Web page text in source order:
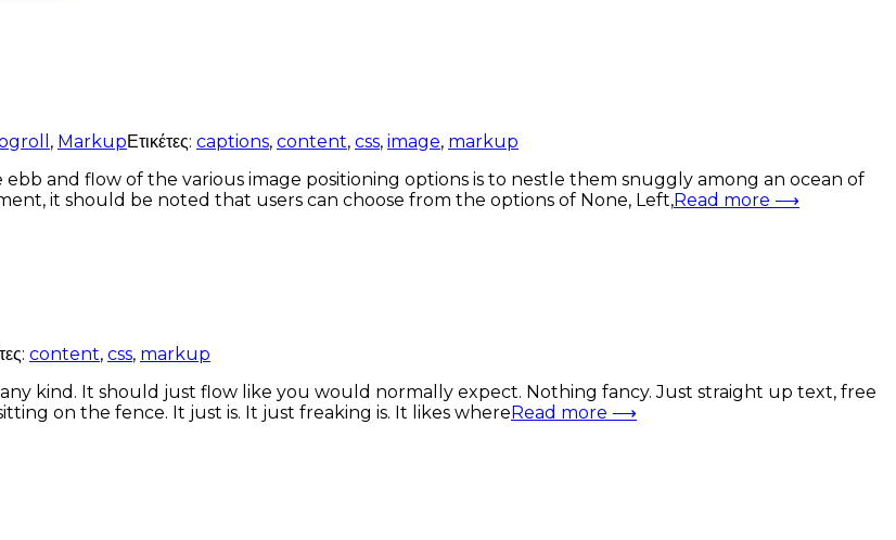
, MarkupΕτικέτες: captions, content, css, image, markup
and flow of the various image positioning options is to nestle them snuggly among an ocean of
it should be noted that users can choose from the options of None, Left,Read more ⟶
content, css, markup
kind. It should just flow like you would normally expect. Nothing fancy. Just straight up text, free
on the fence. It just is. It just freaking is. It likes whereRead more ⟶